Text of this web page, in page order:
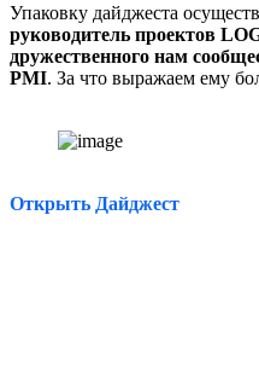
Упаковку дайджеста
руководитель проектов
дружественного нам
PMI. За что выражаем ему
Открыть Дайджест